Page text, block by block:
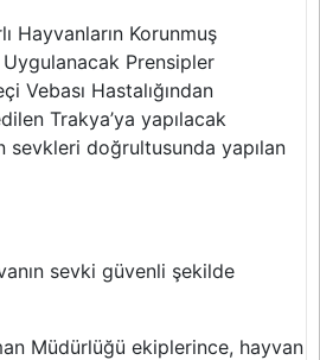
Hayvanların Korunmuş
Prensipler
Vebası Hastalığından
Trakya’ya yapılacak
sevkleri doğrultusunda yapılan
sevki güvenli şekilde
Müdürlüğü ekiplerince, hayvan